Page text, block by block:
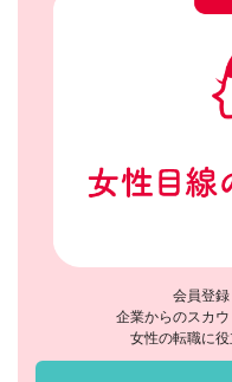
会員登録
企業からのスカ
女性の転職に